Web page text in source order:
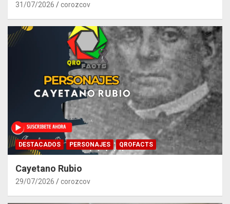
31/07/2026 corozcov
DESTACADOS PERSONAJES QROFACTS
Cayetano Rubio
29/07/2026 corozcov